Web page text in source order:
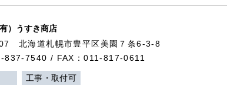
）うすき商店
北海道札幌市豊平区美園７条6-3-8
837-7540 / FAX：011-817-0611
工事・取付可